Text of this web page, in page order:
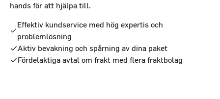
hands för att hjälpa till.
Effektiv kundservice med hög expertis och
problemlösning
Aktiv bevakning och spårning av dina paket
Fördelaktiga avtal om frakt med flera fraktbolag